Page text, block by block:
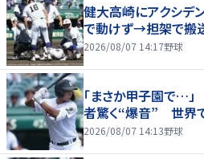
健大高崎にアクシデ
で動けず→担架で搬
2026/08/07 14:17野球
「まさか甲子園で…
者驚く“爆音” 世界で
2026/08/07 14:13野球